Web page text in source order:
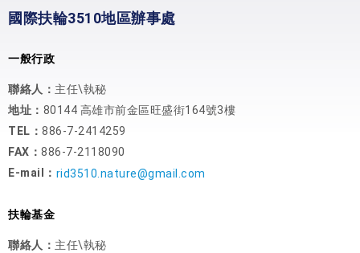
國際扶輪3510地區辦事處
一般行政
聯絡人： 主任\執秘
地址： 80144 高雄市前金區旺盛街164號3樓
TEL： 886-7-2414259
FAX： 886-7-2118090
E-mail： rid3510.nature@gmail.com
扶輪基金
聯絡人： 主任\執秘